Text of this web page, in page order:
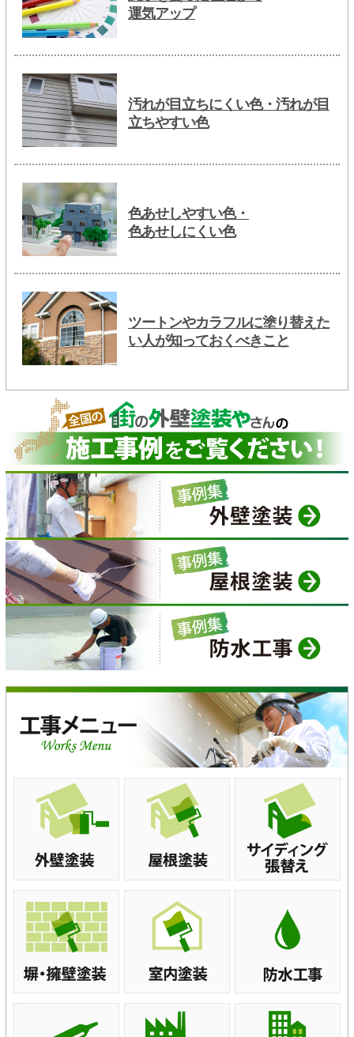
運気アップ
汚れが目立ちにくい色・汚れが目
立ちやすい色
色あせしやすい色・
色あせしにくい色
ツートンやカラフルに塗り替えた
い人が知っておくべきこと